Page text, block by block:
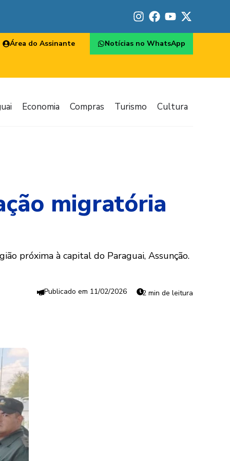
Área do Assinante Notícias no WhatsApp
Economia Compras Turismo Cultura
migratória
próxima à capital do Paraguai, Assunção.
11/02/2026 2 min de leitura